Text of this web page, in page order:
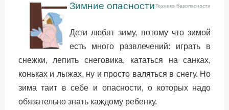
Техника безопасности
Зимние опасности
Дети любят зиму, потому что зимой
есть много развлечений: играть в
снежки, лепить снеговика, кататься на санках,
коньках и лыжах, ну и просто валяться в снегу. Но
зима таит в себе и опасности, о которых надо
обязательно знать каждому ребенку.